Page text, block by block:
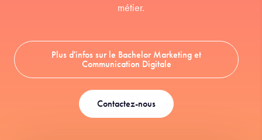
métier.
Plus d'infos sur le Bachelor Marketing et
Communication Digitale
Contactez-nous